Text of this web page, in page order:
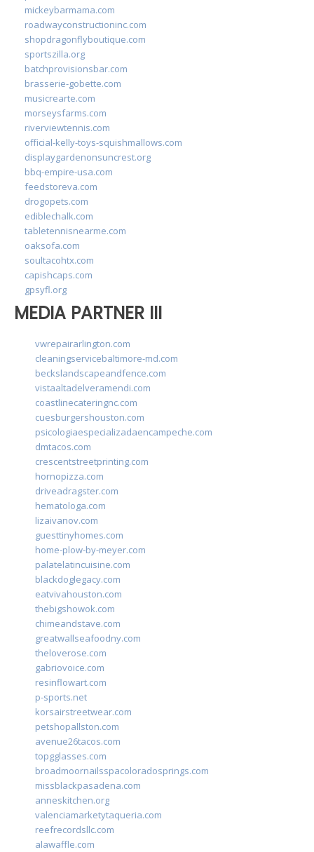
mickeybarmama.com
roadwayconstructioninc.com
shopdragonflyboutique.com
sportszilla.org
batchprovisionsbar.com
brasserie-gobette.com
musicrearte.com
morseysfarms.com
riverviewtennis.com
official-kelly-toys-squishmallows.com
displaygardenonsuncrest.org
bbq-empire-usa.com
feedstoreva.com
drogopets.com
ediblechalk.com
tabletennisnearme.com
oaksofa.com
soultacohtx.com
capishcaps.com
gpsyfl.org
MEDIA PARTNER III
vwrepairarlington.com
cleaningservicebaltimore-md.com
beckslandscapeandfence.com
vistaaltadelveramendi.com
coastlinecateringnc.com
cuesburgershouston.com
psicologiaespecializadaencampeche.com
dmtacos.com
crescentstreetprinting.com
hornopizza.com
driveadragster.com
hematologa.com
lizaivanov.com
guesttinyhomes.com
home-plow-by-meyer.com
palatelatincuisine.com
blackdoglegacy.com
eatvivahouston.com
thebigshowok.com
chimeandstave.com
greatwallseafoodny.com
theloverose.com
gabriovoice.com
resinflowart.com
p-sports.net
korsairstreetwear.com
petshopallston.com
avenue26tacos.com
topgglasses.com
broadmoornailsspacoloradosprings.com
missblackpasadena.com
anneskitchen.org
valenciamarketytaqueria.com
reefrecordsllc.com
alawaffle.com